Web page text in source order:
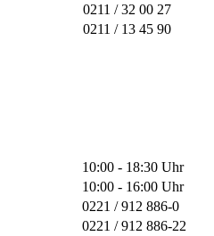
0211 / 32 00 27
0211 / 13 45 90
10:00 - 18:30 Uhr
10:00 - 16:00 Uhr
0221 / 912 886-0
0221 / 912 886-22